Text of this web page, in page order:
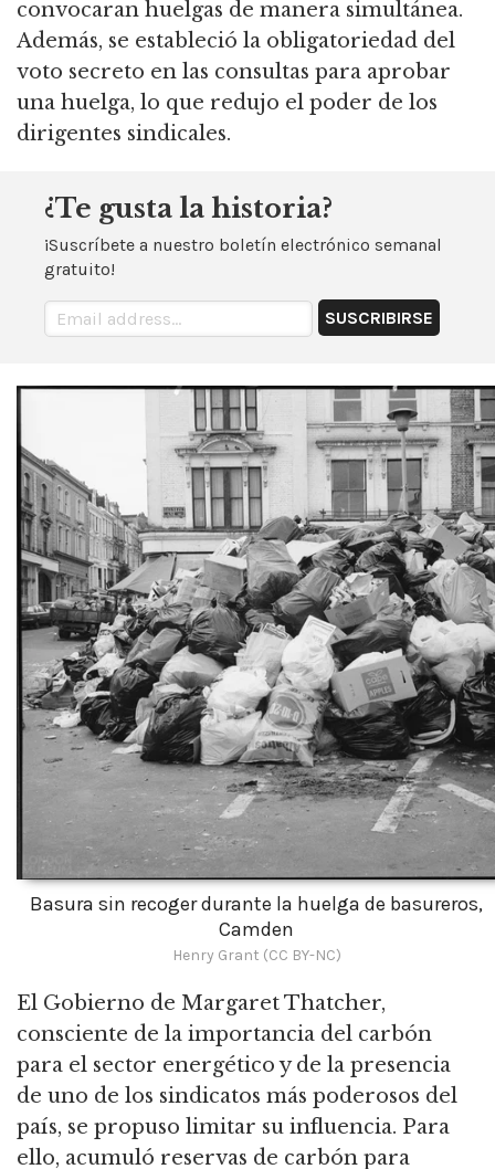
convocaran huelgas de manera simultánea.
Además, se estableció la obligatoriedad del
voto secreto en las consultas para aprobar
una huelga, lo que redujo el poder de los
dirigentes sindicales.
¿Te gusta la historia?
¡Suscríbete a nuestro boletín electrónico semanal
gratuito!
Basura sin recoger durante la huelga de basureros,
Camden
Henry Grant (CC BY-NC)
El Gobierno de Margaret Thatcher,
consciente de la importancia del carbón
para el sector energético y de la presencia
de uno de los sindicatos más poderosos del
país, se propuso limitar su influencia. Para
ello, acumuló reservas de carbón para